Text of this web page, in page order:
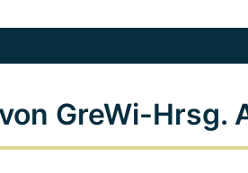
GreWi-Hrsg.